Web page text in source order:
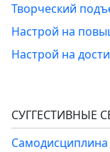
Творческий
Настрой на
Настрой на
СУГГЕСТИВНЫЕ
Самодисциплина